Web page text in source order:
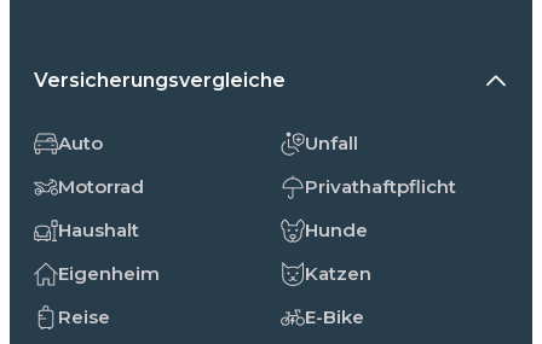
Versicherungsvergleiche
Auto
Motorrad
Haushalt
Eigenheim
Reise
Unfall
Privathaftpflicht
Hunde
Katzen
E-Bike